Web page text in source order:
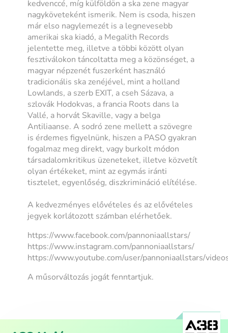
kedvenccé, míg külföldön a ska zene magyar
nagyköveteként ismerik. Nem is csoda, hiszen
már elso nagylemezét is a legnevesebb
amerikai ska kiadó, a Megalith Records
jelentette meg, illetve a többi között olyan
fesztiválokon táncoltatta meg a közönséget, a
magyar népzenét fuszerként használó
tradicionális ska zenéjével, mint a holland
Lowlands, a szerb EXIT, a cseh Sázava, a
szlovák Hodokvas, a francia Roots dans la
Vallé, a horvát Skaville, vagy a belga
Antiliaanse. A sodró zene mellett a szövegre
is érdemes figyelnünk, hiszen a PASO gyakran
fogalmaz meg direkt, vagy burkolt módon
társadalomkritikus üzeneteket, illetve közvetít
olyan értékeket, mint az egymás iránti
tisztelet, egyenlőség, diszkrimináció elítélése.
A kedvezményes elővételes és az elővételes
jegyek korlátozott számban elérhetőek.
https://www.facebook.com/pannoniaallstars/
https://www.instagram.com/pannoniaallstars/
https://www.youtube.com/user/pannoniaallstars/
A műsorváltozás jogát fenntartjuk.